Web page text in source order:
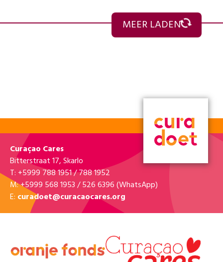
10
10
Rooi santu 408 - Lapa Lapa Papito, Rooi Santu
BEKIJK KLUS »
Opknappen en verven van lokalen en
schoolomgeving